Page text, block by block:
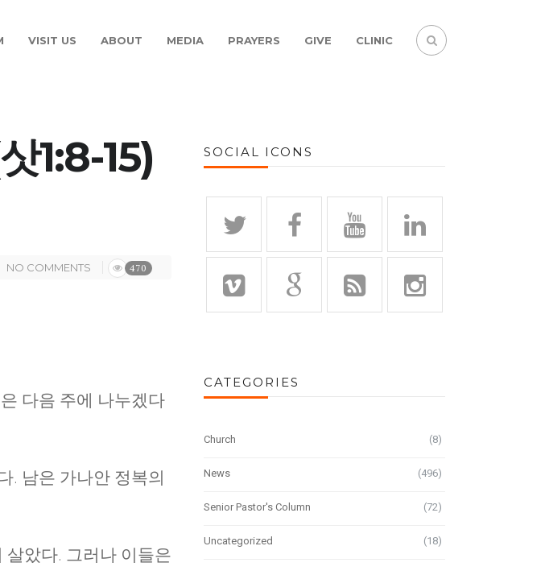
VISIT US ABOUT MEDIA PRAYERS GIVE CLINIC
1:8-15)
NO COMMENTS 470
다음 주에 나누겠다
. 남은 가나안 정복의
살았다. 그러나 이들은
SOCIAL ICONS
CATEGORIES
Church (8)
News (496)
Senior Pastor's Column (72)
Uncategorized (18)